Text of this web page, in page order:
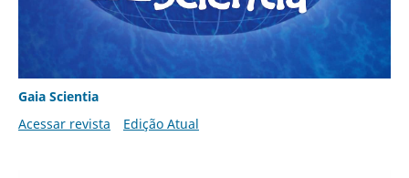
Gaia Scientia
Acessar revista
Edição Atual